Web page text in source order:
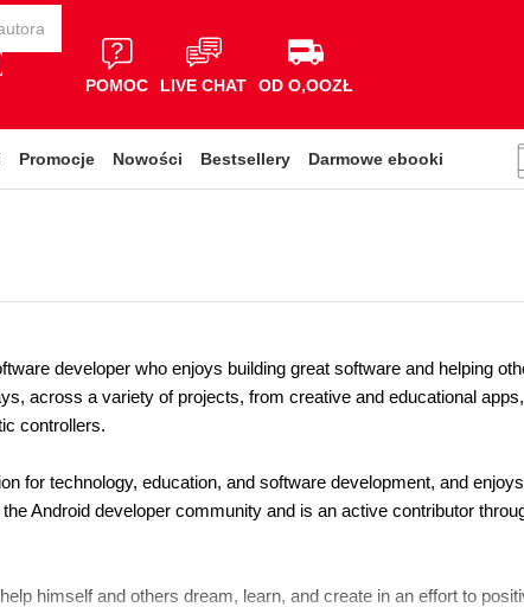
POMOC LIVE CHAT OD O,OOZŁ
Promocje Nowości Bestsellery Darmowe ebooki
developer who enjoys building great software and helping
across a variety of projects, from creative and educational
controllers.
for technology, education, and software development, and
Android developer community and is an active contributor
himself and others dream, learn, and create in an effort to